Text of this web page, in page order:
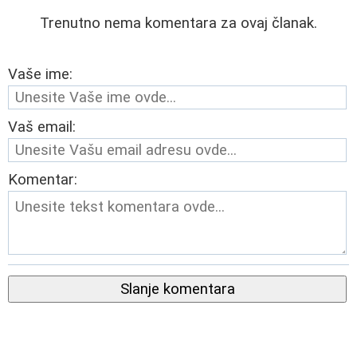
Trenutno nema komentara za ovaj članak.
Vaše ime:
Vaš email:
Komentar:
Slanje komentara